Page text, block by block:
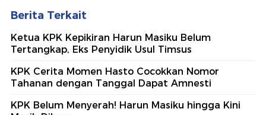
Berita Terkait
Ketua KPK Kepikiran Harun Masiku Belum
Tertangkap, Eks Penyidik Usul Timsus
KPK Cerita Momen Hasto Cocokkan Nomor
Tahanan dengan Tanggal Dapat Amnesti
KPK Belum Menyerah! Harun Masiku hingga Kini